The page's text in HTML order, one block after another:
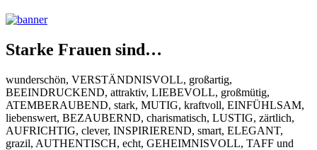
Starke Frauen sind…
wunderschön, VERSTÄNDNISVOLL, großartig,
BEEINDRUCKEND, attraktiv, LIEBEVOLL, großmütig,
ATEMBERAUBEND, stark, MUTIG, kraftvoll, EINFÜHLSAM,
liebenswert, BEZAUBERND, charismatisch, LUSTIG, zärtlich,
AUFRICHTIG, clever, INSPIRIEREND, smart, ELEGANT,
grazil, AUTHENTISCH, echt, GEHEIMNISVOLL, TAFF und